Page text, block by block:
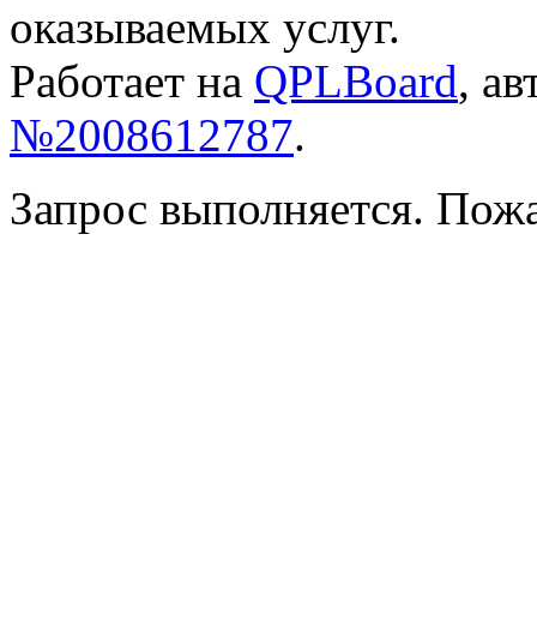
оказываемых услуг.
Работает на QPLBoard,
№2008612787.
Запрос выполняется.